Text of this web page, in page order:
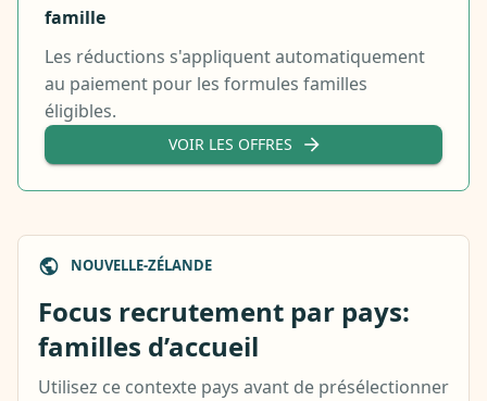
famille
Les réductions s'appliquent automatiquement
au paiement pour les formules familles
éligibles.
VOIR LES OFFRES
NOUVELLE-ZÉLANDE
Focus recrutement par pays:
familles d’accueil
Utilisez ce contexte pays avant de présélectionner